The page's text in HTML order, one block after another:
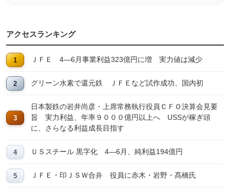
アクセスランキング
ＪＦＥ 4―6月事業利益323億円に増 実力値は減少
グリーン水素で還元鉄 ＪＦＥなど試作成功、国内初
日本製鉄の岩井尚彦・上席常務執行役員ＣＦＯ決算会見要
旨 実力利益、年率９０００億円以上へ USSが稼ぎ頭
に、さらなる利益成長目指す
ＵＳスチール 黒字化 4―6月、純利益194億円
ＪＦＥ・印ＪＳＷ合弁 役員に赤木・岩野・髙橋氏